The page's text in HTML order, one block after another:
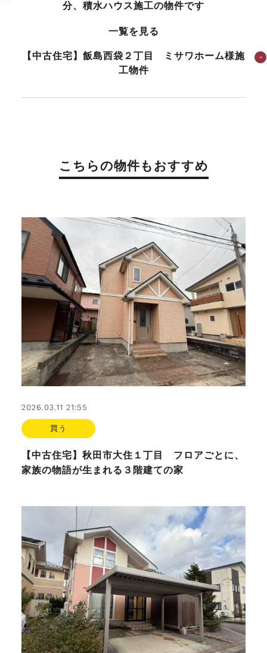
分、積水ハウス施工の物件です
一覧を見る
【中古住宅】飯島西袋２丁目 ミサワホーム様施
工物件
こちらの物件もおすすめ
2026.03.11 21:55
買う
【中古住宅】秋田市大住１丁目 フロアごとに、
家族の物語が生まれる３階建ての家